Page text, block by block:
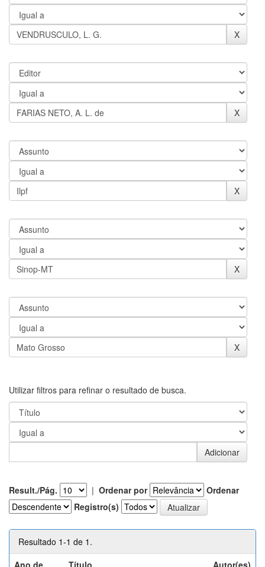
Utilizar filtros para refinar o resultado de busca.
Result./Pág. | Ordenar por
Ordenar
Registro(s)
Resultado 1-1 de 1.
Ano de
Título Autor(es)